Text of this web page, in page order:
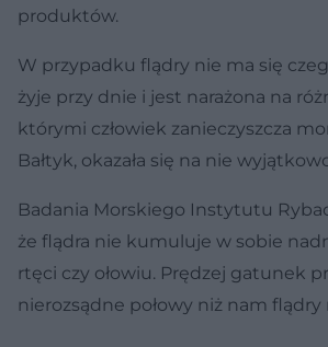
produktów.
W przypadku flądry nie ma się
żyje przy dnie i jest narażona na
którymi człowiek zanieczyszcza
Bałtyk, okazała się na nie
Badania Morskiego Instytutu
że flądra nie kumuluje w sobie
rtęci czy ołowiu. Prędzej gatunek
nierozsądne połowy niż nam flądry